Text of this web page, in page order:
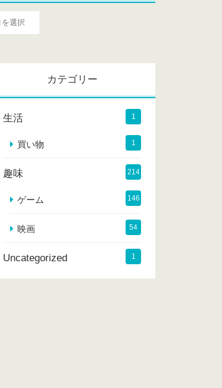
カテゴリー
生活 1
買い物 1
趣味 214
ゲーム 146
映画 54
Uncategorized 1